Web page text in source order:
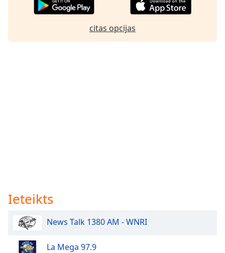
will
Background
citas opcijas
Ieteikts
News Talk 1380 AM - WNRI
La Mega 97.9